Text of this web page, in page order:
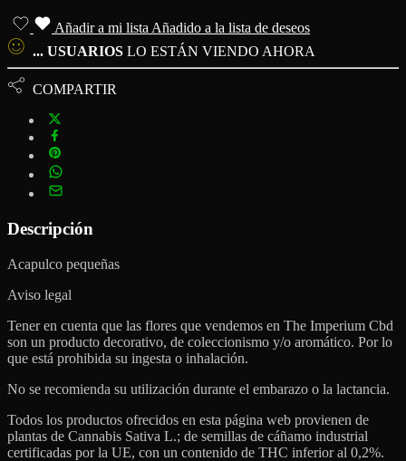
Añadir a mi lista Añadido a la lista de deseos
... USUARIOS LO ESTÁN VIENDO AHORA
COMPARTIR
Descripción
Acapulco pequeñas
Aviso legal
Tener en cuenta que las flores que vendemos en The Imperium Cbd
son un producto decorativo, de coleccionismo y/o aromático. Por lo
que está prohibida su ingesta o inhalación.
No se recomienda su utilización durante el embarazo o la lactancia.
Todos los productos ofrecidos en esta página web provienen de
plantas de Cannabis Sativa L.; de semillas de cáñamo industrial
certificadas por la UE, con un contenido de THC inferior al 0,2%.